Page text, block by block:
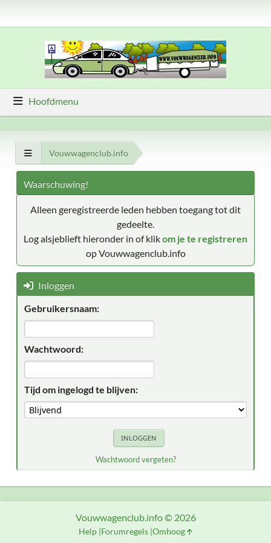
Hoofdmenu
Vouwwagenclub.info
Waarschuwing!
Alleen geregistreerde leden hebben toegang tot dit
gedeelte.
Log alsjeblieft hieronder in of klikom je te registreren
op Vouwwagenclub.info
Inloggen
Gebruikersnaam:
Wachtwoord:
Tijd om ingelogd te blijven:
Wachtwoord vergeten?
Vouwwagenclub.info © 2026
Help Forumregels Omhoog